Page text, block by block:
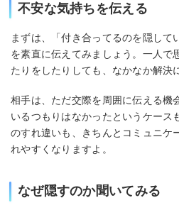
不安な気持ちを伝える
まずは、「付き合ってるのを隠して
を素直に伝えてみましょう。一人で
たりをしたりしても、なかなか解決
相手は、ただ交際を周囲に伝える機
いるつもりはなかったというケース
のすれ違いも、きちんとコミュニケ
れやすくなりますよ。
なぜ隠すのか聞いてみる